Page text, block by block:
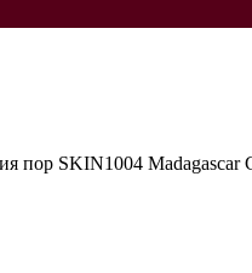
пор SKIN1004 Madagascar